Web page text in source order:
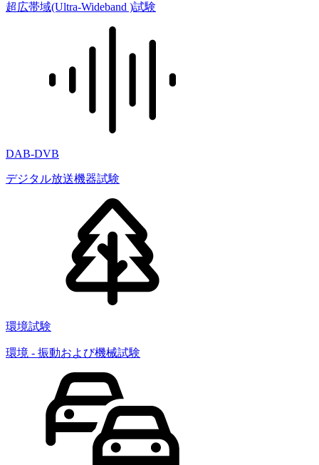
超広帯域(Ultra-Wideband )試験
DAB-DVB
デジタル放送機器試験
環境試験
環境 - 振動および機械試験